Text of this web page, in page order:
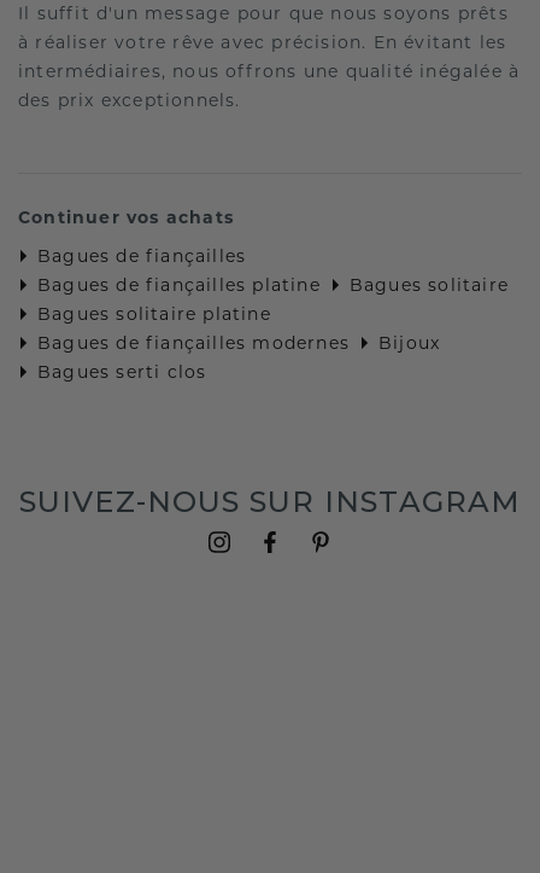
Il suffit d'un message pour que nous soyons prêts
à réaliser votre rêve avec précision. En évitant les
intermédiaires, nous offrons une qualité inégalée à
des prix exceptionnels.
Continuer vos achats
Bagues de fiançailles
Bagues de fiançailles platine
Bagues solitaire
Bagues solitaire platine
Bagues de fiançailles modernes
Bijoux
Bagues serti clos
SUIVEZ-NOUS SUR INSTAGRAM